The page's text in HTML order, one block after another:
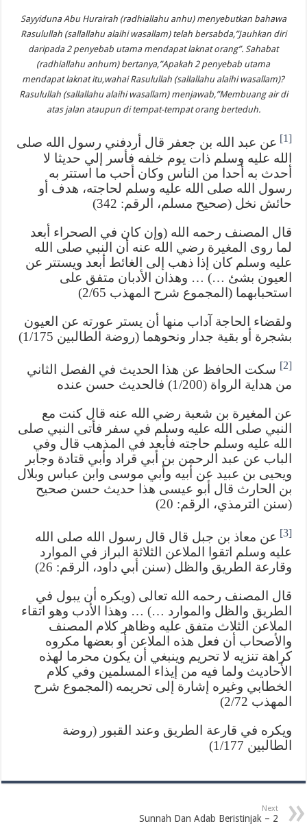
Sayyiduna Abu Hurairah (radhiallahu anhu) menyebutkan bahawa
Rasulullah (sallallahu alaihi wasallam) telah bersabda,”Jauhkan diri
daripada 2 penyebab utama mendapat laknat orang”. Sahabat
(radhiallahu anhum) bertanya,”Apakah 2 penyebab utama
mendapat laknat itu,wahai Rasulullah (sallallahu alaihi wasallam)?
Rasulullah (sallallahu alaihi wasallam) menjawab,”Membuang air di
atas jalan ataupun di tempat-tempat orang berteduh.
[1]
عن عبد الله بن جعفر قال أردفني رسول الله صلى
الله عليه وسلم ذات يوم خلفه فأسر إلي حديثا لا
أحدث به أحدا من الناس وكان أحب ما استتر به
رسول الله صلى الله عليه وسلم لحاجته، هدف أو
حائش نخل (صحيح مسلم، الرقم: 342)
قال المصنف رحمه الله (وإن كان في الصحراء أبعد
لما روى المغيرة رضي الله عنه أن النبي صلى الله
عليه وسلم كان إذا ذهب إلى الغائط أبعد ويستتر عن
العيون بشئ …) … وهذان الأدبان متفق على
استحبابهما (المجموع شرح المهذب 2/65)
ولقضاء الحاجة آداب منها أن يستر عورته عن العيون
بشجرة أو بقية جدار ونحوهما (روضة الطالبين 1/175)
[2]
سكت الحافظ عن هذا الحديث في الفصل الثاني
من هداية الرواة (1/200) فالحديث حسن عنده
عن المغيرة بن شعبة رضي الله عنه قال كنت مع
النبي صلى الله عليه وسلم في سفر فأتى النبي صلى
الله عليه وسلم حاجته فأبعد في المذهب قال وفي
الباب عن عبد الرحمن بن أبي قراد وأبي قتادة وجابر
ويحيى بن عبيد عن أبيه وأبي موسى وابن عباس وبلال
بن الحارث قال أبو عيسى هذا حديث حسن صحيح
(سنن الترمذي، الرقم: 20)
[3]
عن معاذ بن جبل قال قال رسول الله صلى الله
عليه وسلم اتقوا الملاعن الثلاثة البراز في الموارد
وقارعة الطريق والظل (سنن أبي داود، الرقم: 26)
قال المصنف رحمه الله تعالى (ويكره أن يبول في
الطريق والظل والموارد …) … وهذا الأدب وهو اتقاء
الملاعن الثلاث متفق عليه وظاهر كلام المصنف
والأصحاب أن فعل هذه الملاعن أو بعضها مكروه
كراهة تنزيه لا تحريم وينبغي أن يكون محرما لهذه
الأحاديث ولما فيه من إيذاء المسلمين وفي كلام
الخطابي وغيره إشارة إلى تحريمه (المجموع شرح
المهذب 2/72)
ويكره في قارعة الطريق وعند القبور (روضة
الطالبين 1/177)
Next
Sunnah Dan Adab Beristinjak – 2